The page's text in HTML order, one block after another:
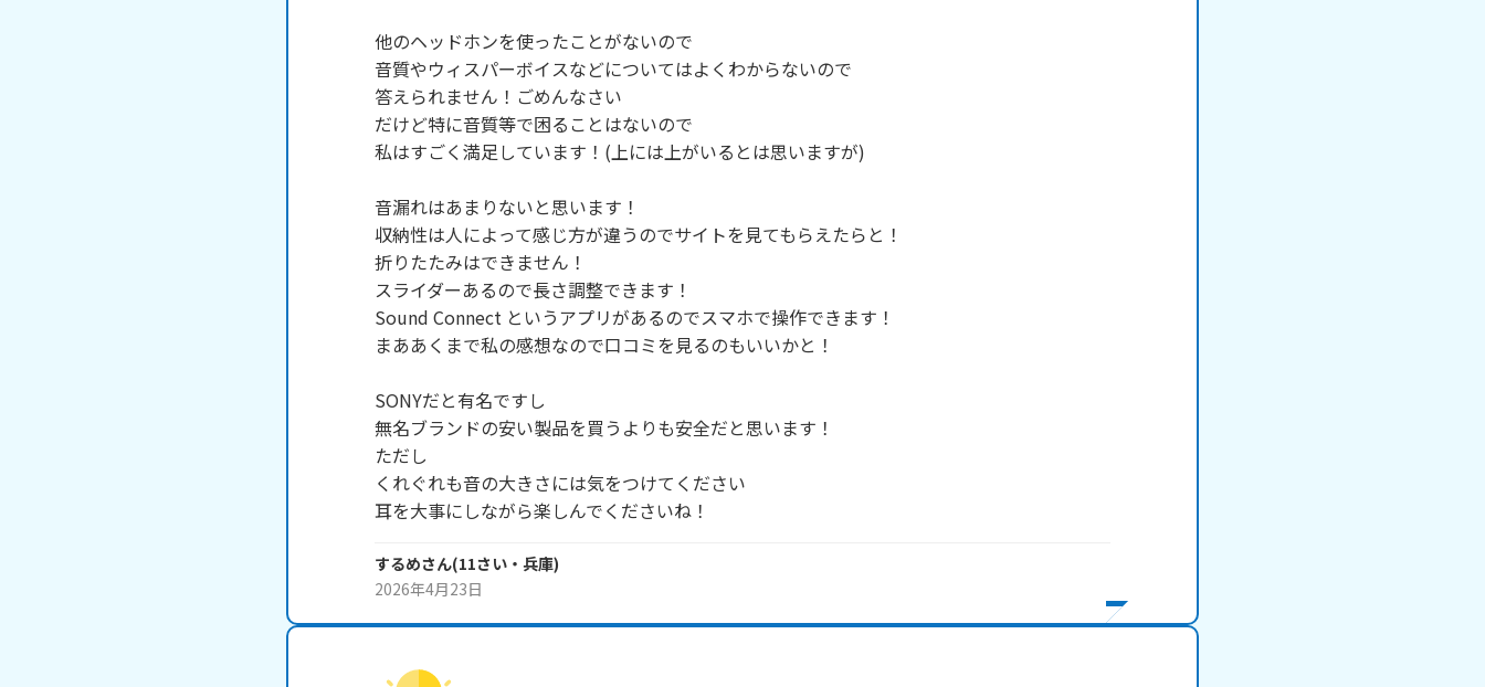
他のヘッドホンを使ったことがないので
音質やウィスパーボイスなどについてはよくわからないので
答えられません！ごめんなさい
だけど特に音質等で困ることはないので
私はすごく満足しています！(上には上がいるとは思いますが)
音漏れはあまりないと思います！
収納性は人によって感じ方が違うのでサイトを見てもらえたらと！
折りたたみはできません！
スライダーあるので長さ調整できます！
Sound Connect というアプリがあるのでスマホで操作できます！
まああくまで私の感想なので口コミを見るのもいいかと！
SONYだと有名ですし
無名ブランドの安い製品を買うよりも安全だと思います！
ただし
くれぐれも音の大きさには気をつけてください
耳を大事にしながら楽しんでくださいね！
するめさん(11さい・ 兵庫)
2026年4月23日